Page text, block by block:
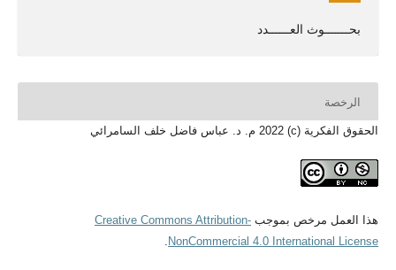
بحـــــــوث العــــــدد
الرخصة
الحقوق الفكرية (c) 2022 م. د. عباس فاضل خلف السامرائي
هذا العمل مرخص بموجب Creative Commons Attribution-
NonCommercial 4.0 International License
.